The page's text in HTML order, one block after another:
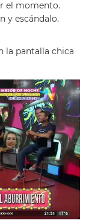
el momento.
y escándalo.
la pantalla chica